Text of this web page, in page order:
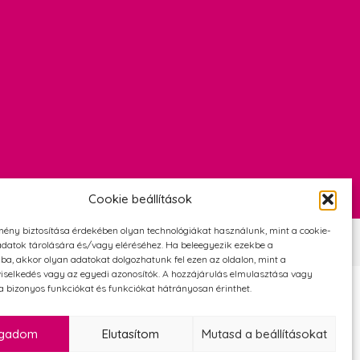
Cookie beállítások
biztosítása érdekében olyan technológiákat használunk, mint a cookie-
tárolására és/vagy eléréséhez. Ha beleegyezik ezekbe a
akkor olyan adatokat dolgozhatunk fel ezen az oldalon, mint a
vagy az egyedi azonosítók. A hozzájárulás elmulasztása vagy
bizonyos funkciókat és funkciókat hátrányosan érinthet.
Elutasítom Mutasd a beállításokat
FeltételekAdatvédelmi és cookie tájékoztató